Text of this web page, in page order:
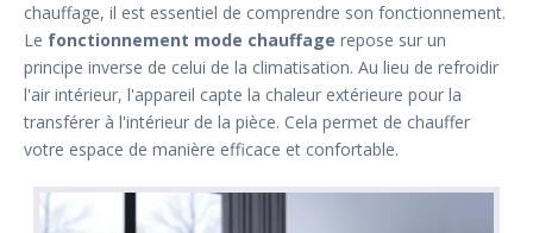
chauffage, il est essentiel de comprendre son fonctionnement.
Le fonctionnement mode chauffage repose sur un
principe inverse de celui de la climatisation. Au lieu de refroidir
l'air intérieur, l'appareil capte la chaleur extérieure pour la
transférer à l'intérieur de la pièce. Cela permet de chauffer
votre espace de manière efficace et confortable.